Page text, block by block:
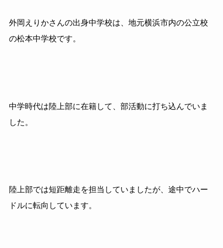
外岡えりかさんの出身中学校は、地元横浜市内の公立校
の松本中学校です。
中学時代は陸上部に在籍して、部活動に打ち込んでいま
した。
陸上部では短距離走を担当していましたが、途中でハー
ドルに転向しています。